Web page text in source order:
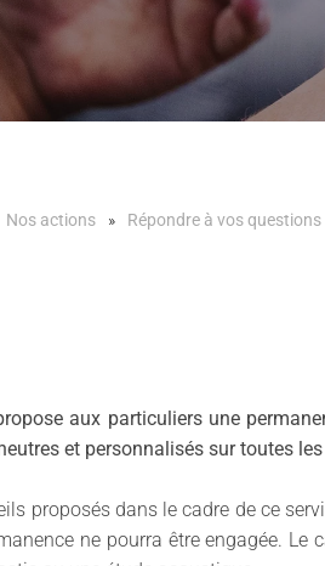
Nos actions Répondre à vos
aux particuliers une
et personnalisés sur toutes
proposés dans le cadre de ce
ne pourra être engagée.